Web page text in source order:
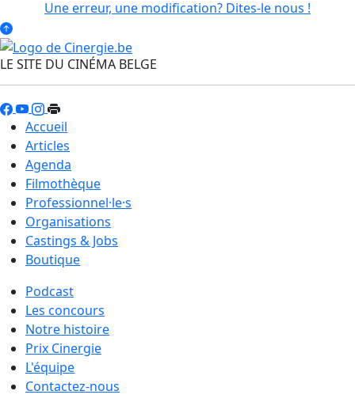
Une erreur, une modification? Dites-le nous !
LE SITE DU CINÉMA BELGE
Accueil
Articles
Agenda
Filmothèque
Professionnel·le·s
Organisations
Castings & Jobs
Boutique
Podcast
Les concours
Notre histoire
Prix Cinergie
L'équipe
Contactez-nous